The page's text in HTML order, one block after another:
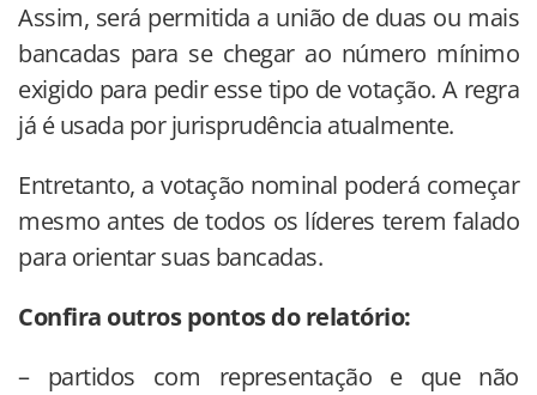
Assim, será permitida a união de duas ou mais
bancadas para se chegar ao número mínimo
exigido para pedir esse tipo de votação. A regra
já é usada por jurisprudência atualmente.
Entretanto, a votação nominal poderá começar
mesmo antes de todos os líderes terem falado
para orientar suas bancadas.
Confira outros pontos do relatório:
– partidos com representação e que não